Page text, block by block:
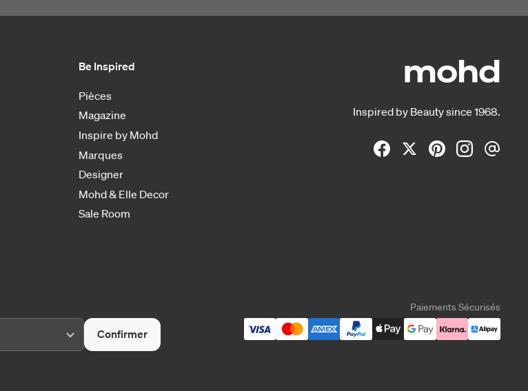
Inspired by Beauty since 1968.
Be Inspired
Pièces
Magazine
Inspire by Mohd
Marques
Designer
Mohd & Elle Decor
Sale Room
Confirmer
Paiements Sécurisés